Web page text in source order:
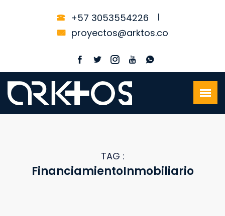
+57 3053554226
proyectos@arktos.co
TAG :
FinanciamientoInmobiliario